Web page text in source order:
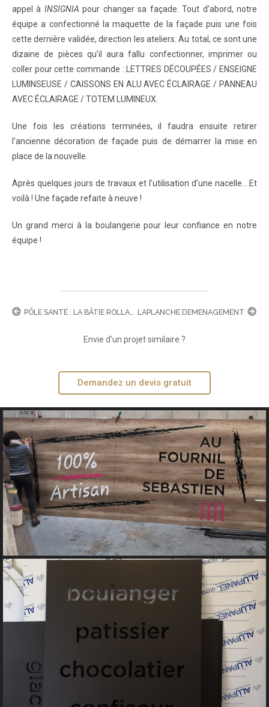
appel à INSIGNIA pour changer sa façade. Tout d’abord, notre
équipe a confectionné la maquette de la façade puis une fois
cette dernière validée, direction les ateliers. Au total, ce sont une
dizaine de pièces qu’il aura fallu confectionner, imprimer ou
coller pour cette commande : LETTRES DÉCOUPÉES / ENSEIGNE
LUMINSEUSE / CAISSONS EN ALU AVEC ÉCLAIRAGE / PANNEAU
AVEC ÉCLAIRAGE / TOTEM LUMINEUX.
Une fois les créations terminées, il faudra ensuite retirer
l’ancienne décoration de façade puis de démarrer la mise en
place de la nouvelle.
Après quelques jours de travaux et l’utilisation d’une nacelle….Et
voilà ! Une façade refaite à neuve !
Un grand merci à la boulangerie pour leur confiance en notre
équipe !
LAPLANCHE DEMENAGEMENT
Envie d’un projet similaire ?
Demandez un devis gratuit